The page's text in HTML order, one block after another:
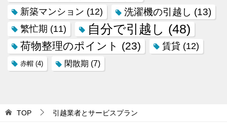
新築マンション (12) 洗濯機の引越し (13)
繁忙期 (11) 自分で引越し (48)
荷物整理のポイント (23) 賃貸 (12)
赤帽 (4) 閑散期 (7)
TOP 引越業者とサービスプラン